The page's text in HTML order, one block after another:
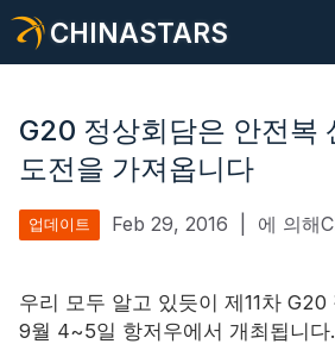
CHINASTARS
안전복
G20 정상회담은 안전복
도전을 가져옵니다
업데이트 Feb 29, 2016 에 의해
우리 모두 알고 있듯이 제11차
9월 4~5일 항저우에서 개최됩니다